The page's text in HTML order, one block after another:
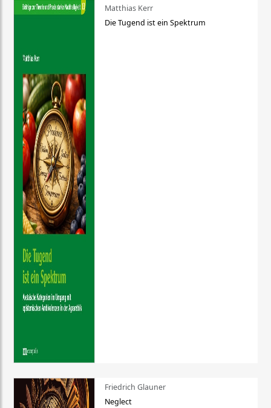
Matthias Kerr
Die Tugend ist ein Spektrum
Friedrich Glauner
Neglect